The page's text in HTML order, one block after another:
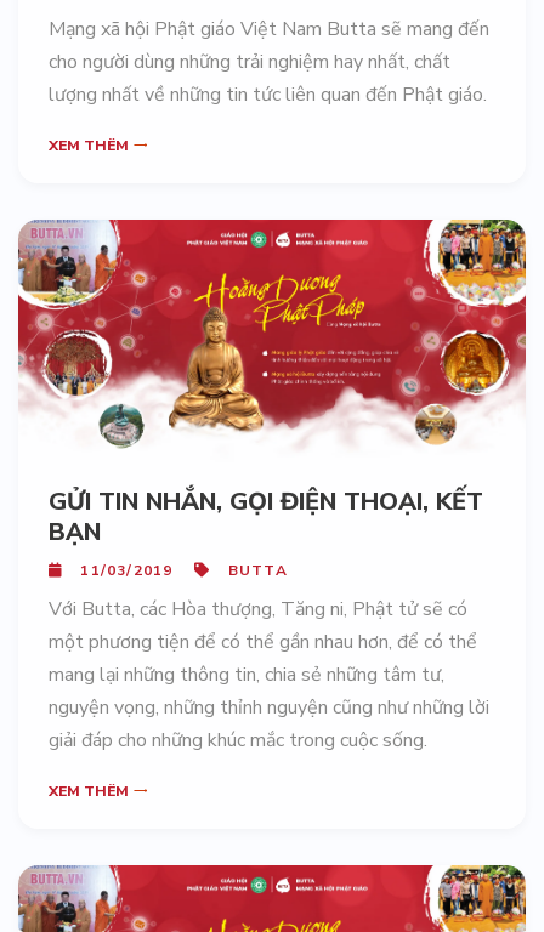
Mạng xã hội Phật giáo Việt Nam Butta sẽ mang đến
cho người dùng những trải nghiệm hay nhất, chất
lượng nhất về những tin tức liên quan đến Phật giáo.
XEM THÊM
GỬI TIN NHẮN, GỌI ĐIỆN THOẠI, KẾT
BẠN
11/03/2019 BUTTA
Với Butta, các Hòa thượng, Tăng ni, Phật tử sẽ có
một phương tiện để có thể gần nhau hơn, để có thể
mang lại những thông tin, chia sẻ những tâm tư,
nguyện vọng, những thỉnh nguyện cũng như những lời
giải đáp cho những khúc mắc trong cuộc sống.
XEM THÊM